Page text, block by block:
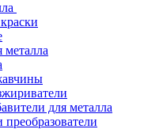
металла
для металла